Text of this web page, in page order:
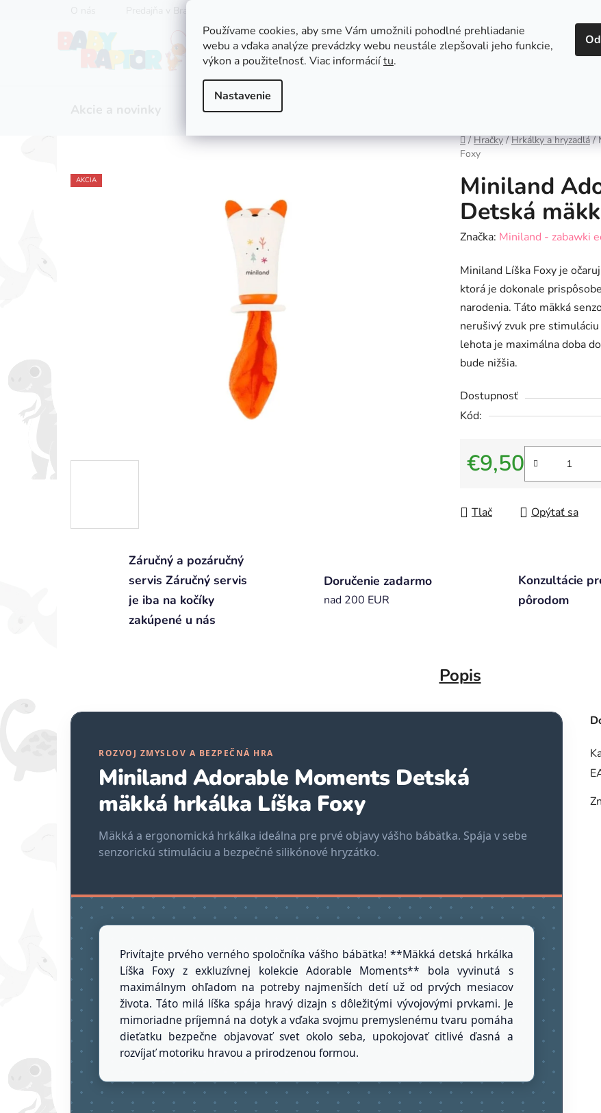
Používame cookies, aby sme Vám umožnili pohodlné prehliadanie
webu a vďaka analýze prevádzky webu neustále zlepšovali jeho funkcie,
výkon a použiteľnosť. Viac informáciítu.
Nastavenie
Predajňa v Bratislave
Zľavy Kočíky
Domov
/ Hračky / Hrkálky a hryzadlá /
Foxy
Miniland
Detská
Značka: Miniland - zabawki
Miniland Líška Foxy je
ktorá je dokonale
narodenia. Táto mäkká
nerušivý zvuk pre
lehota je maximálna doba
bude nižšia.
Dostupnosť
Kód:
€9,50
Jednotková cena:
Tlač Opýtať sa
AKCIA
Záručný a pozáručný
servis Záručný servis
je iba na kočíky
zakúpené u nás
Doručenie zadarmo
nad 200 EUR
Konzultácie
pôrodom
Popis
ROZVOJ ZMYSLOV A BEZPEČNÁ HRA
Miniland Adorable Moments Detská
mäkká hrkálka Líška Foxy
Mäkká a ergonomická hrkálka ideálna pre prvé objavy vášho bábätka. Spája v sebe
senzorickú stimuláciu a bezpečné silikónové hryzátko.
Privítajte prvého verného spoločníka vášho bábätka! **Mäkká detská hrkálka
Líška Foxy z exkluzívnej kolekcie Adorable Moments** bola vyvinutá s
maximálnym ohľadom na potreby najmenších detí už od prvých mesiacov
života. Táto milá líška spája hravý dizajn s dôležitými vývojovými prvkami. Je
mimoriadne príjemná na dotyk a vďaka svojmu premyslenému tvaru pomáha
dieťatku bezpečne objavovať svet okolo seba, upokojovať citlivé ďasná a
rozvíjať motoriku hravou a prirodzenou formou.